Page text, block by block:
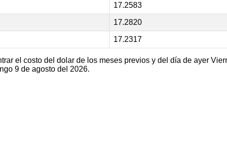
17.2583
17.2820
17.2317
el costo del dolar de los meses previos y del día de ayer
9 de agosto del 2026.